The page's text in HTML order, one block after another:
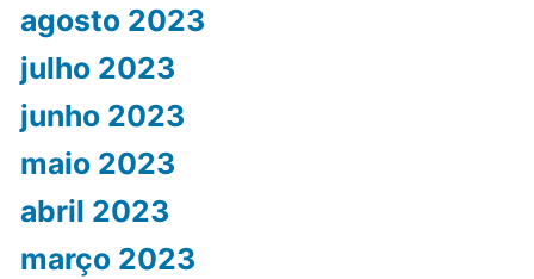
agosto 2023
julho 2023
junho 2023
maio 2023
abril 2023
março 2023